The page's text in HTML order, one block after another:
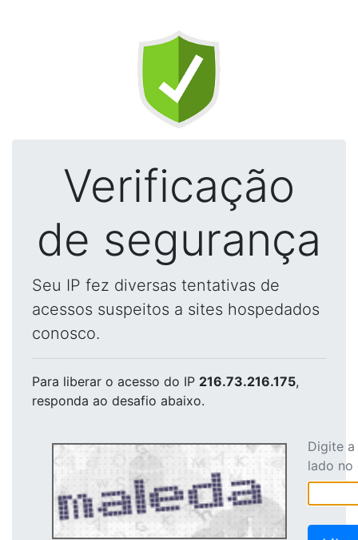
Verificação
de segurança
Seu IP fez diversas tentativas de
acessos suspeitos a sites hospedados
conosco.
Para liberar o acesso do IP 216.73.216.175,
responda ao desafio abaixo.
Digite
lado no